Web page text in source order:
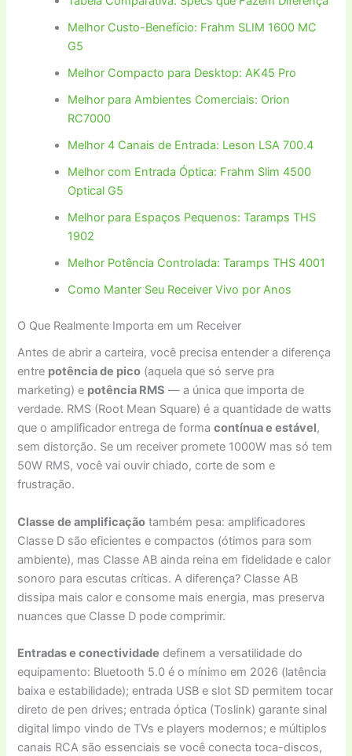
Melhor Custo-Benefício: Frahm SLIM 1600 MC
G5
Melhor Compacto para Desktop: AK45 Pro
Melhor para Ambientes Comerciais: Orion
RC7000
Melhor 4 Canais de Entrada: Leson LSA 700.4
Melhor com Entrada Óptica: Frahm Slim 4500
Optical G5
Melhor para Espaços Pequenos: Taramps THS
1902
Melhor Potência Controlada: Taramps THS 4001
Como Manter Seu Receiver Vivo por Anos
O Que Realmente Importa em um Receiver
Antes de abrir a carteira, você precisa entender a diferença
entre potência de pico (aquela que só serve pra
marketing) e potência RMS — a única que importa de
verdade. RMS (Root Mean Square) é a quantidade de watts
que o amplificador entrega de formacontínua e estável,
sem distorção. Se um receiver promete 1000W mas só tem
50W RMS, você vai ouvir chiado, corte de som e
frustração.
Classe de amplificação também pesa: amplificadores
Classe D são eficientes e compactos (ótimos para som
ambiente), mas Classe AB ainda reina em fidelidade e calor
sonoro para escutas críticas. A diferença? Classe AB
dissipa mais calor e consome mais energia, mas preserva
nuances que Classe D pode comprimir.
Entradas e conectividade definem a versatilidade do
equipamento: Bluetooth 5.0 é o mínimo em 2026 (latência
baixa e estabilidade); entrada USB e slot SD permitem tocar
direto de pen drives; entrada óptica (Toslink) garante sinal
digital limpo vindo de TVs e players modernos; e múltiplos
canais RCA são essenciais se você conecta toca-discos,